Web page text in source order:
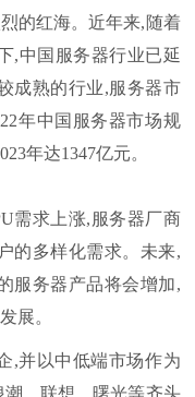
的红海。近年来,随着
,中国服务器行业已延
成熟的行业,服务器市
年中国服务器市场规
年达1347亿元。
求上涨,服务器厂商
的多样化需求。未来,
服务器产品将会增加,
展。
并以中低端市场作为
、联想、曙光等齐头